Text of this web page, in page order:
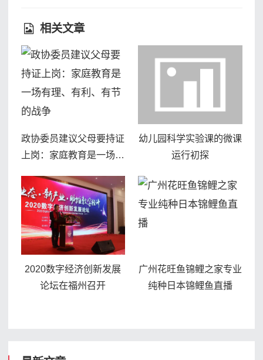
相关文章
政协委员建议父母要持证
上岗：家庭教育是一场有
幼儿园科学实验课的微课
运行初探
2020数字经济创新发展
论坛在福州召开
广州花旺鱼锦鲤之家专业
纯种日本锦鲤鱼直播